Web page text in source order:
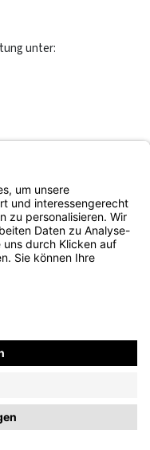
unter:
zzgl.
anders angegeben.